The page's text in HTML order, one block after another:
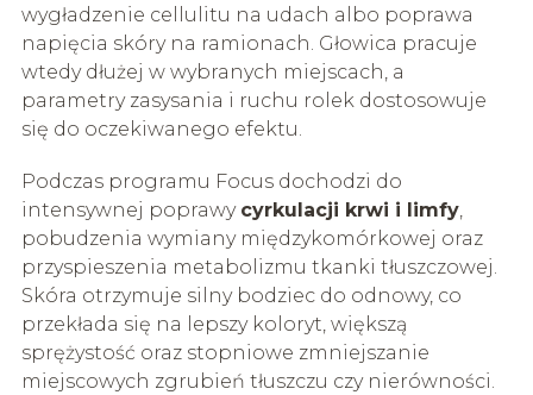
wygładzenie cellulitu na udach albo poprawa
napięcia skóry na ramionach. Głowica pracuje
wtedy dłużej w wybranych miejscach, a
parametry zasysania i ruchu rolek dostosowuje
się do oczekiwanego efektu.
Podczas programu Focus dochodzi do
intensywnej poprawy cyrkulacji krwi i limfy,
pobudzenia wymiany międzykomórkowej oraz
przyspieszenia metabolizmu tkanki tłuszczowej.
Skóra otrzymuje silny bodziec do odnowy, co
przekłada się na lepszy koloryt, większą
sprężystość oraz stopniowe zmniejszanie
miejscowych zgrubień tłuszczu czy nierówności.